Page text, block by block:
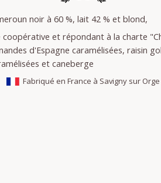
noir à 60 %, lait 42 % et blond,
coopérative et répondant à la charte
d'Espagne caramélisées, raisin
et caneberge
Fabriqué en France à Savigny sur Orge